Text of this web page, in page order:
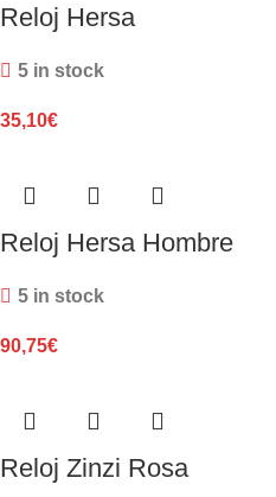
Reloj Hersa
5 in stock
35,10€
Reloj Hersa Hombre
5 in stock
90,75€
Reloj Zinzi Rosa